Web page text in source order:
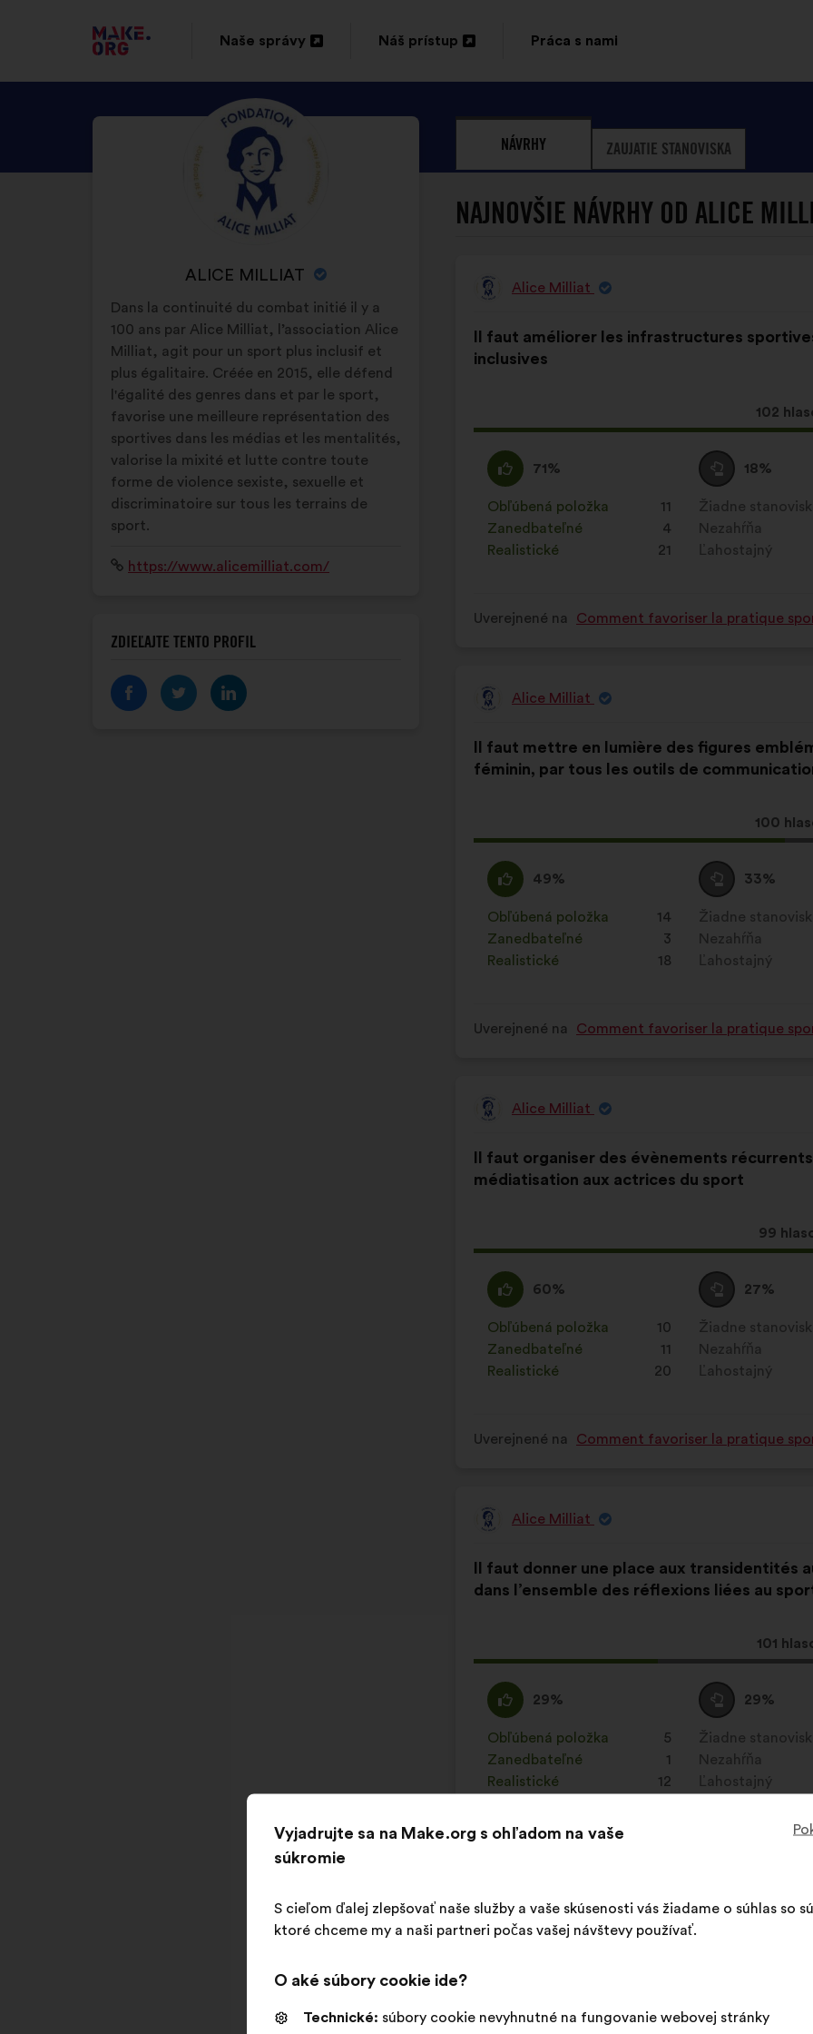
PREJSŤ
NA
DOMOVSKÚ
STRÁNKU
MAKE.ORG
Naše správy
novej
karte
Náš prístup
Práca s nami
ZOZNÁMTE
SA
S
PROFILOM
ALICE
NÁZOV
ORGANIZÁCIE:
ALICE MILLIAT
Životopis:
Dans la continuité du combat initié il y a
100 ans par Alice Milliat, l’association Alice
Milliat, agit pour un sport plus inclusif et
plus égalitaire. Créée en 2015, elle défend
l'égalité des genres dans et par le sport,
favorise une meilleure représentation des
sportives dans les médias et les mentalités,
valorise la mixité et lutte contre toute
forme de violence sexiste, sexuelle et
discriminatoire sur tous les terrains de
sport.
Internetová
https://www.alicemilliat.com/
ZDIEĽAJTE TENTO PROFIL
NÁVRHY ZAUJATIE STANOVISKA
NAJNOVŠIE NÁVRHY OD ALICE
Návrh:
Alice Milliat
návrhu:
Il faut améliorer les infrastructures
inclusives
Tento
návrh
prijatý:
102
rozdelením:
Súhlasím
:
71%
Tento
návrh
bol
kvalifikovaný:
Obľúbená položka
: 11
krát
Zanedbateľné
: 4
krát
Realistické
: 21
krát
Neutrálny
hlas
:
18%
Tento
návrh
bol
kvalifikovaný:
Žiadne
:krát
Nezahŕňa
:krát
Ľahostajný
krát
Uverejnené na Comment favoriser la pratique
Návrh:
Alice Milliat
návrhu:
Il faut mettre en lumière des figures
féminin, par tous les outils de
Tento
návrh
prijatý:
100
rozdelením:
Súhlasím
:
49%
Tento
návrh
bol
kvalifikovaný:
Obľúbená položka
: 14
krát
Zanedbateľné
: 3
krát
Realistické
: 18
krát
Neutrálny
hlas
:
33%
Tento
návrh
bol
kvalifikovaný:
Žiadne
:krát
Nezahŕňa
:krát
Ľahostajný
krát
Uverejnené na Comment favoriser la pratique
Návrh:
Alice Milliat
návrhu:
Il faut organiser des évènements
médiatisation aux actrices du sport
Tento
návrh
prijatý:
99
rozdelením:
Súhlasím
:
60%
Tento
návrh
bol
kvalifikovaný:
Obľúbená položka
: 10
krát
Zanedbateľné
: 11
krát
Realistické
: 20
krát
Neutrálny
hlas
:
27%
Tento
návrh
bol
kvalifikovaný:
Žiadne
:krát
Nezahŕňa
:krát
Ľahostajný
krát
Uverejnené na Comment favoriser la pratique
Návrh:
Alice Milliat
návrhu:
Il faut donner une place aux transidentités
dans l’ensemble des réflexions liées au
Tento
návrh
prijatý:
101
rozdelením:
Súhlasím
:
29%
Tento
návrh
bol
kvalifikovaný:
Obľúbená položka
: 5
krát
Zanedbateľné
: 1
krát
Realistické
: 12
krát
Neutrálny
hlas
:
29%
Tento
návrh
bol
kvalifikovaný:
Žiadne
:krát
Nezahŕňa
:krát
Ľahostajný
krát
Comment favoriser la pratique
Návrh:
Alice Milliat
Il faut davantage mettre en avant les rôle-
Vyjadrujte sa na Make.org s ohľadom na vaše
súkromie
S cieľom ďalej zlepšovať naše služby a vaše skúsenosti vás žiadame o súhlas so
ktoré chceme my a naši partneri počas vašej návštevy používať.
O aké súbory cookie ide?
Technické: súbory cookie nevyhnutné na fungovanie webovej stránky